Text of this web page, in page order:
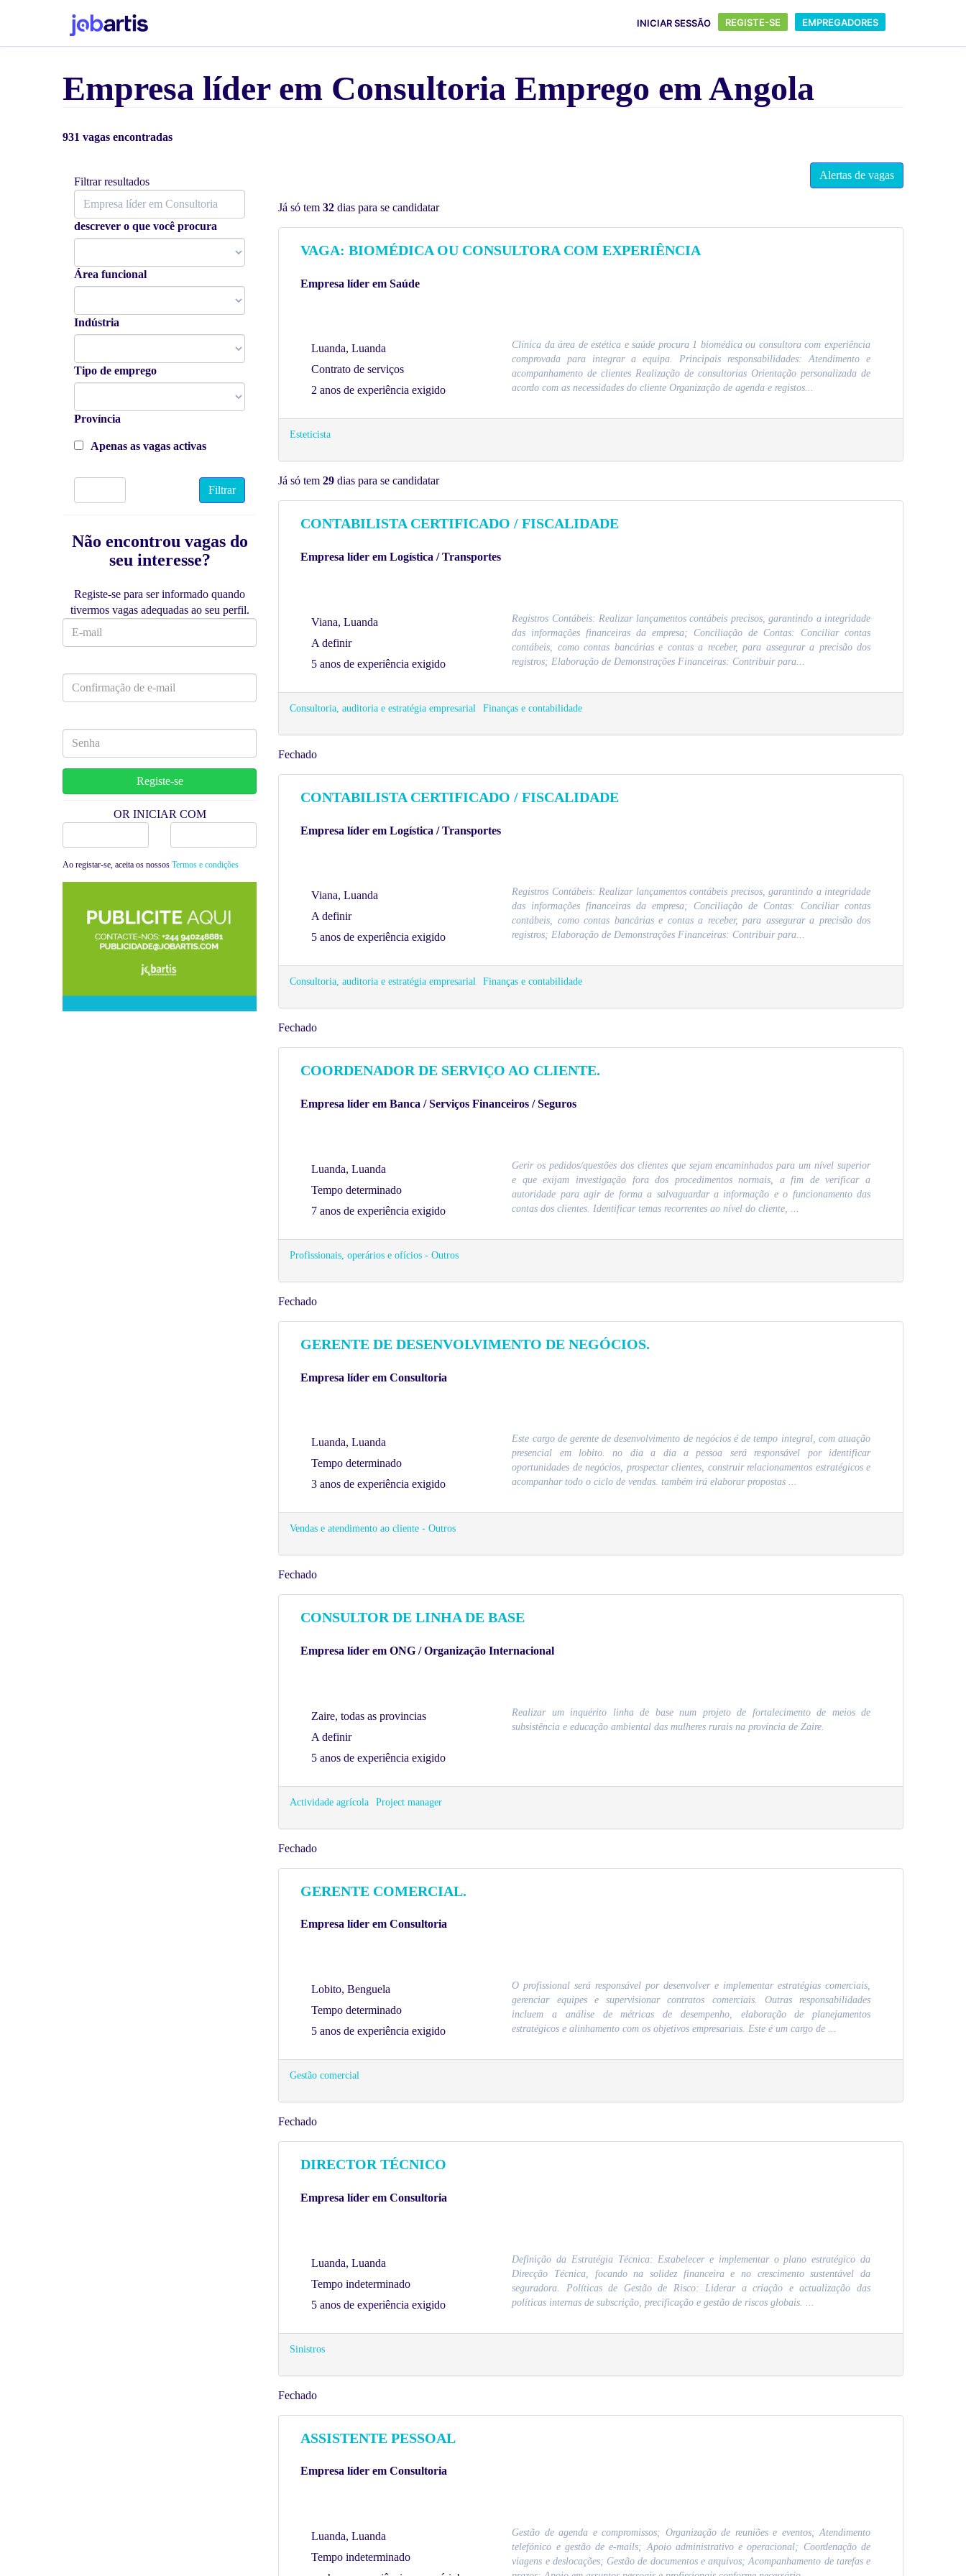
INICIAR SESSÃO REGISTE-SE EMPREGADORES
Empresa líder em Consultoria Emprego em Angola
931 vagas encontradas
Alertas de vagas
Filtrar resultados
descrever o que você procura
Área funcional
Indústria
Tipo de emprego
Província
Apenas as vagas activas
Não encontrou vagas do
seu interesse?
Registe-se para ser informado quando
tivermos vagas adequadas ao seu perfil.
OR INICIAR COM
Ao registar-se, aceita os nossos Termos e condições
Já só tem 32 dias para se candidatar
VAGA: BIOMÉDICA OU CONSULTORA COM EXPERIÊNCIA
Empresa líder em Saúde
Luanda, Luanda
Contrato de serviços
2 anos de experiência exigido
Clínica da área de estética e saúde procura 1 biomédica ou consultora com experiência
comprovada para integrar a equipa. Principais responsabilidades: Atendimento e
acompanhamento de clientes Realização de consultorias Orientação personalizada de
acordo com as necessidades do cliente Organização de agenda e registos...
Esteticista
Já só tem 29 dias para se candidatar
CONTABILISTA CERTIFICADO / FISCALIDADE
Empresa líder em Logística / Transportes
Viana, Luanda
A definir
5 anos de experiência exigido
Registros Contábeis: Realizar lançamentos contábeis precisos, garantindo a integridade
das informações financeiras da empresa; Conciliação de Contas: Conciliar contas
contábeis, como contas bancárias e contas a receber, para assegurar a precisão dos
registros; Elaboração de Demonstrações Financeiras: Contribuir para...
Consultoria, auditoria e estratégia empresarial Finanças e contabilidade
Fechado
CONTABILISTA CERTIFICADO / FISCALIDADE
Empresa líder em Logística / Transportes
Viana, Luanda
A definir
5 anos de experiência exigido
Registros Contábeis: Realizar lançamentos contábeis precisos, garantindo a integridade
das informações financeiras da empresa; Conciliação de Contas: Conciliar contas
contábeis, como contas bancárias e contas a receber, para assegurar a precisão dos
registros; Elaboração de Demonstrações Financeiras: Contribuir para...
Consultoria, auditoria e estratégia empresarial Finanças e contabilidade
Fechado
COORDENADOR DE SERVIÇO AO CLIENTE.
Empresa líder em Banca / Serviços Financeiros / Seguros
Luanda, Luanda
Tempo determinado
7 anos de experiência exigido
Gerir os pedidos/questões dos clientes que sejam encaminhados para um nível superior
e que exijam investigação fora dos procedimentos normais, a fim de verificar a
autoridade para agir de forma a salvaguardar a informação e o funcionamento das
contas dos clientes. Identificar temas recorrentes ao nível do cliente, ...
Profissionais, operários e ofícios - Outros
Fechado
GERENTE DE DESENVOLVIMENTO DE NEGÓCIOS.
Empresa líder em Consultoria
Luanda, Luanda
Tempo determinado
3 anos de experiência exigido
Este cargo de gerente de desenvolvimento de negócios é de tempo integral, com atuação
presencial em lobito. no dia a dia a pessoa será responsável por identificar
oportunidades de negócios, prospectar clientes, construir relacionamentos estratégicos e
acompanhar todo o ciclo de vendas. também irá elaborar propostas ...
Vendas e atendimento ao cliente - Outros
Fechado
CONSULTOR DE LINHA DE BASE
Empresa líder em ONG / Organização Internacional
Zaire, todas as provincias
A definir
5 anos de experiência exigido
Realizar um inquérito linha de base num projeto de fortalecimento de meios de
subsistência e educação ambiental das mulheres rurais na província de Zaire.
Actividade agrícola Project manager
Fechado
GERENTE COMERCIAL.
Empresa líder em Consultoria
Lobito, Benguela
Tempo determinado
5 anos de experiência exigido
O profissional será responsável por desenvolver e implementar estratégias comerciais,
gerenciar equipes e supervisionar contratos comerciais. Outras responsabilidades
incluem a análise de métricas de desempenho, elaboração de planejamentos
estratégicos e alinhamento com os objetivos empresariais. Este é um cargo de ...
Gestão comercial
Fechado
DIRECTOR TÉCNICO
Empresa líder em Consultoria
Luanda, Luanda
Tempo indeterminado
5 anos de experiência exigido
Definição da Estratégia Técnica: Estabelecer e implementar o plano estratégico da
Direcção Técnica, focando na solidez financeira e no crescimento sustentável da
seguradora. Políticas de Gestão de Risco: Liderar a criação e actualização das
políticas internas de subscrição, precificação e gestão de riscos globais. ...
Sinistros
Fechado
ASSISTENTE PESSOAL
Empresa líder em Consultoria
Luanda, Luanda
Tempo indeterminado
Gestão de agenda e compromissos; Organização de reuniões e eventos; Atendimento
telefónico e gestão de e-mails; Apoio administrativo e operacional; Coordenação de
viagens e deslocações; Gestão de documentos e arquivos; Acompanhamento de tarefas e